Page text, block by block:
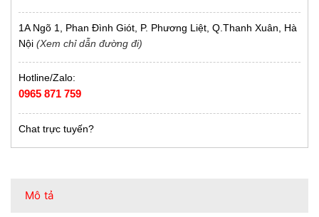
1A Ngõ 1, Phan Đình Giót, P. Phương Liệt, Q.Thanh Xuân, Hà
Nội (Xem chỉ dẫn đường đi)
Hotline/Zalo:
0965 871 759
Chat trực tuyến?
Mô tả